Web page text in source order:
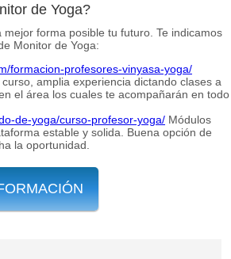
de Yoga?
forma posible tu futuro. Te indicamos
Monitor de Yoga:
formacion-profesores-vinyasa-yoga/
amplia experiencia dictando clases a
el área los cuales te acompañarán en todo
de-yoga/curso-profesor-yoga/ Módulos
estable y solida. Buena opción de
la oportunidad.